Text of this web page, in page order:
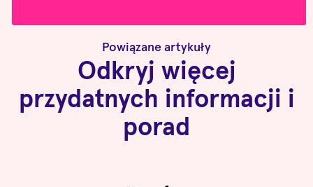
Powiązane artykuły
Odkryj więcej
przydatnych informacji i
porad